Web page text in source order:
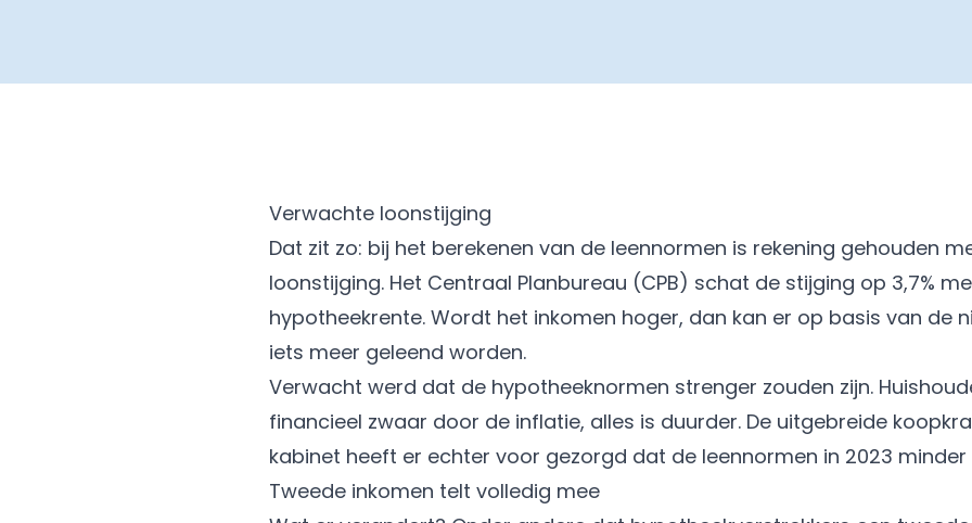
Verwachte loonstijging
Dat zit zo: bij het berekenen van de leennormen is rekening gehouden
loonstijging. Het Centraal Planbureau (CPB) schat de stijging op 3,7%
hypotheekrente. Wordt het inkomen hoger, dan kan er op basis van de
iets meer geleend worden.
Verwacht werd dat de hypotheeknormen strenger zouden zijn.
financieel zwaar door de inflatie, alles is duurder. De uitgebreide
kabinet heeft er echter voor gezorgd dat de leennormen in 2023 minder
Tweede inkomen telt volledig mee